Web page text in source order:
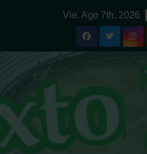
Vie. Ago 7th, 2026